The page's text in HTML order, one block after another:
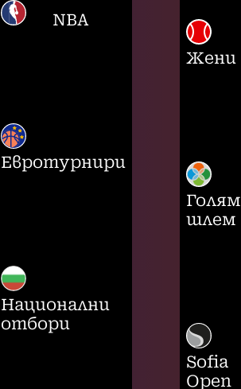
NBA
Евротурнири
Национални
отбори
Жени
Голям
шлем
Sofia
Open